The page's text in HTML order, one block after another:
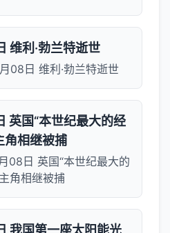
维利·勃兰特逝世
08日 维利·勃兰特逝世
英国“本世纪最大的经
角相继被捕
08日 英国“本世纪最大的
角相继被捕
我国第一座太阳能光